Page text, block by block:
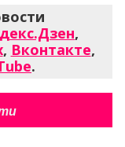
,
, Вконтакте,
.